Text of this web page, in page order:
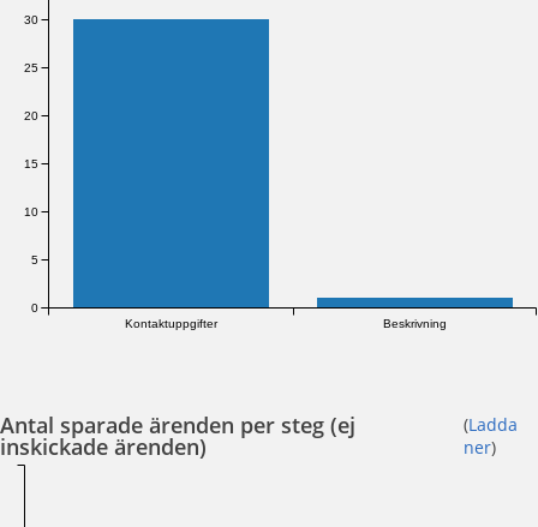
Kontaktuppgifter Beskrivning
0
5
10
15
20
25
30
Antal sparade ärenden per steg (ej
inskickade ärenden)
(Ladda
ner)